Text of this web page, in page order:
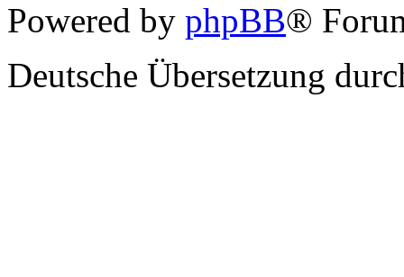
Powered by phpBB®
Deutsche Übersetzung